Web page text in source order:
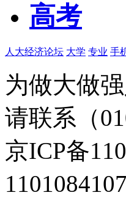
高考
人大经济论坛 大学 专业 手
为做大做
请联系（
京ICP备